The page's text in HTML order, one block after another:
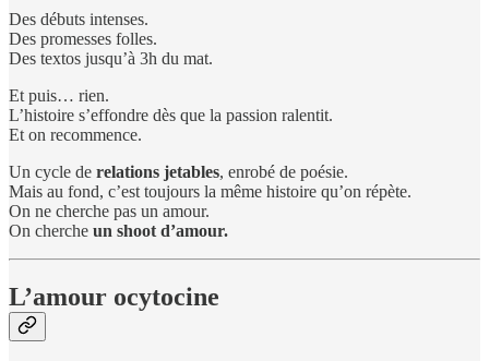
Des débuts intenses.
Des promesses folles.
Des textos jusqu’à 3h du mat.
Et puis… rien.
L’histoire s’effondre dès que la passion ralentit.
Et on recommence.
Un cycle de relations jetables, enrobé de poésie.
Mais au fond, c’est toujours la même histoire qu’on répète.
On ne cherche pas un amour.
On cherche un shoot d’amour.
L’amour ocytocine